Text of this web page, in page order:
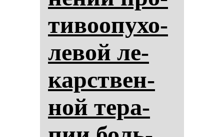
ти­во­опу­хо­
ле­вой ле­
карствен­
ной те­ра­